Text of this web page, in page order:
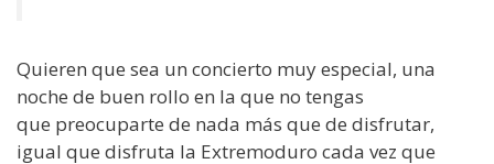
Quieren que sea un concierto muy especial, una
noche de buen rollo en la que no tengas
que preocuparte de nada más que de disfrutar,
igual que disfruta la Extremoduro cada vez que